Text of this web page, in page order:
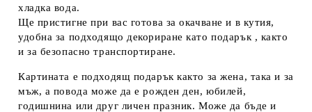
хладка вода.
Ще пристигне при вас готова за окачване и в кутия,
удобна за подходящо декориране като подарък , както
и за безопасно транспортиране.
Картината е подходящ подарък както за жена, така и за
мъж, а повода може да е рожден ден, юбилей,
годишнина или друг личен празник. Може да бъде и